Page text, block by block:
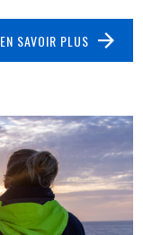
EN SAVOIR PLUS